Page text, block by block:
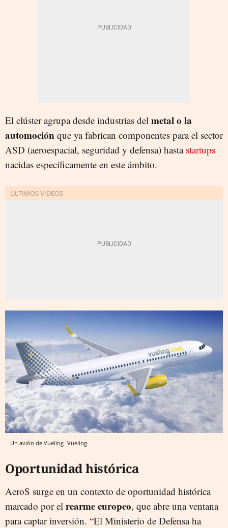
El clúster agrupa desde industrias del metal o la
automoción que ya fabrican componentes para el sector
ASD (aeroespacial, seguridad y defensa) hasta startups
nacidas específicamente en este ámbito.
Un avión de Vueling Vueling
Oportunidad histórica
AeroS surge en un contexto de oportunidad histórica
marcado por el rearme europeo, que abre una ventana
para captar inversión. “El Ministerio de Defensa ha